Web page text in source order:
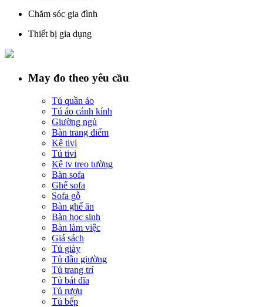
Chăm sóc gia đình
Thiết bị gia dụng
May đo theo yêu cầu
Tủ quần áo
Tú áo cánh kính
Giường ngủ
Bàn trang điểm
Kệ tivi
Tủ tivi
Kệ tv treo tường
Bàn sofa
Ghế sofa
Sofa gỗ
Bàn ghế ăn
Bàn học sinh
Bàn làm việc
Giá sách
Tủ giày
Tủ đầu giường
Tủ trang trí
Tủ bát đĩa
Tủ rượu
Tủ bếp